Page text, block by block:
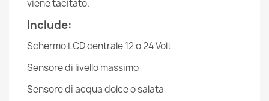
viene tacitato.
Include:
Schermo LCD centrale 12 o 24 Volt
Sensore di livello massimo
Sensore di acqua dolce o salata